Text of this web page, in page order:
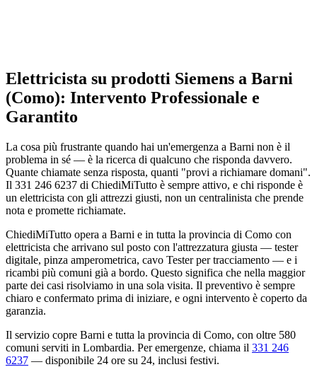
Elettricista su prodotti Siemens a Barni
(Como): Intervento Professionale e
Garantito
La cosa più frustrante quando hai un'emergenza a Barni non è il
problema in sé — è la ricerca di qualcuno che risponda davvero.
Quante chiamate senza risposta, quanti "provi a richiamare domani".
Il 331 246 6237 di ChiediMiTutto è sempre attivo, e chi risponde è
un elettricista con gli attrezzi giusti, non un centralinista che prende
nota e promette richiamate.
ChiediMiTutto opera a Barni e in tutta la provincia di Como con
elettricista che arrivano sul posto con l'attrezzatura giusta — tester
digitale, pinza amperometrica, cavo Tester per tracciamento — e i
ricambi più comuni già a bordo. Questo significa che nella maggior
parte dei casi risolviamo in una sola visita. Il preventivo è sempre
chiaro e confermato prima di iniziare, e ogni intervento è coperto da
garanzia.
Il servizio copre Barni e tutta la provincia di Como, con oltre 580
comuni serviti in Lombardia. Per emergenze, chiama il 331 246
6237 — disponibile 24 ore su 24, inclusi festivi.